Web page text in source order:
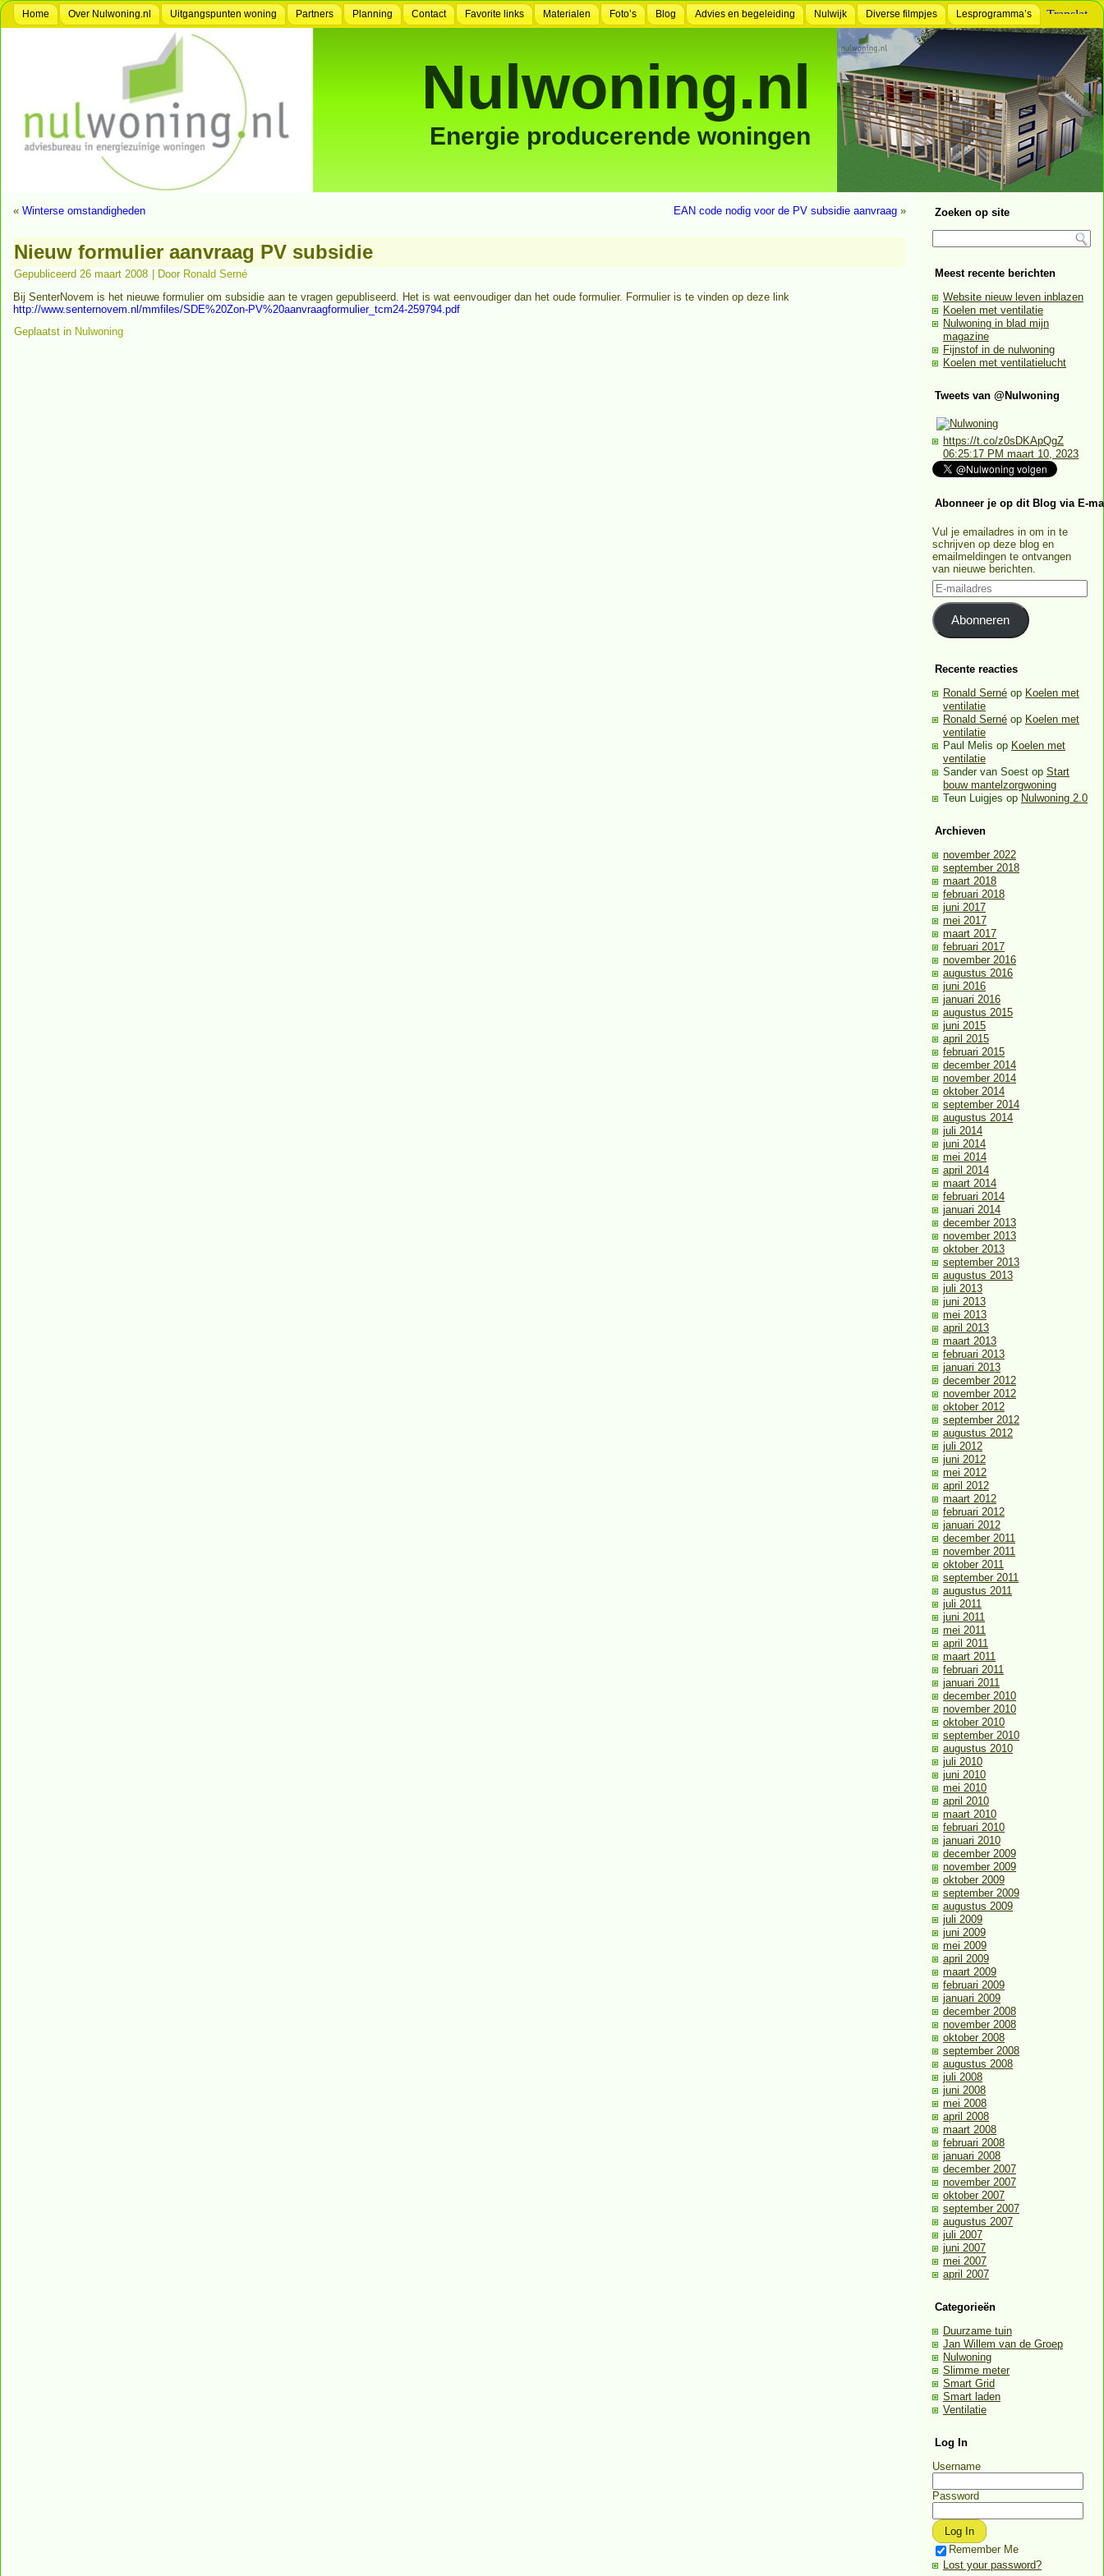
Home Over Nulwoning.nl Uitgangspunten woning Partners Planning Contact Favorite links Materialen Foto’s Blog Advies en begeleiding Nulwijk Diverse filmpjes Lesprogramma’s
Nulwoning.nl
Energie producerende woningen
« Winterse omstandigheden EAN code nodig voor de PV subsidie aanvraag »
Nieuw formulier aanvraag PV subsidie
Gepubliceerd 26 maart 2008 Door Ronald Serné
Bij SenterNovem is het nieuwe formulier om subsidie aan te vragen gepubliseerd. Het is wat eenvoudiger dan het oude formulier. Formulier is te vinden op deze link
http://www.senternovem.nl/mmfiles/SDE%20Zon-PV%20aanvraagformulier_tcm24-259794.pdf
Geplaatst in Nulwoning
Zoeken op site
Meest recente berichten
Website nieuw leven inblazen
Koelen met ventilatie
Nulwoning in blad mijn
magazine
Fijnstof in de nulwoning
Koelen met ventilatielucht
Tweets van @Nulwoning
https://t.co/z0sDKApQgZ
06:25:17 PM maart 10, 2023
Abonneer je op dit Blog via E-
Vul je emailadres in om in te
schrijven op deze blog en
emailmeldingen te ontvangen
van nieuwe berichten.
E-
mailadres
Abonneren
Recente reacties
Ronald Serné op Koelen met
ventilatie
Ronald Serné op Koelen met
ventilatie
Paul Melis op Koelen met
ventilatie
Sander van Soest op Start
bouw mantelzorgwoning
Teun Luigjes op Nulwoning 2.0
Archieven
november 2022
september 2018
maart 2018
februari 2018
juni 2017
mei 2017
maart 2017
februari 2017
november 2016
augustus 2016
juni 2016
januari 2016
augustus 2015
juni 2015
april 2015
februari 2015
december 2014
november 2014
oktober 2014
september 2014
augustus 2014
juli 2014
juni 2014
mei 2014
april 2014
maart 2014
februari 2014
januari 2014
december 2013
november 2013
oktober 2013
september 2013
augustus 2013
juli 2013
juni 2013
mei 2013
april 2013
maart 2013
februari 2013
januari 2013
december 2012
november 2012
oktober 2012
september 2012
augustus 2012
juli 2012
juni 2012
mei 2012
april 2012
maart 2012
februari 2012
januari 2012
december 2011
november 2011
oktober 2011
september 2011
augustus 2011
juli 2011
juni 2011
mei 2011
april 2011
maart 2011
februari 2011
januari 2011
december 2010
november 2010
oktober 2010
september 2010
augustus 2010
juli 2010
juni 2010
mei 2010
april 2010
maart 2010
februari 2010
januari 2010
december 2009
november 2009
oktober 2009
september 2009
augustus 2009
juli 2009
juni 2009
mei 2009
april 2009
maart 2009
februari 2009
januari 2009
december 2008
november 2008
oktober 2008
september 2008
augustus 2008
juli 2008
juni 2008
mei 2008
april 2008
maart 2008
februari 2008
januari 2008
december 2007
november 2007
oktober 2007
september 2007
augustus 2007
juli 2007
juni 2007
mei 2007
april 2007
Categorieën
Duurzame tuin
Jan Willem van de Groep
Nulwoning
Slimme meter
Smart Grid
Smart laden
Ventilatie
Log In
Username
Password
Remember Me
Lost your password?